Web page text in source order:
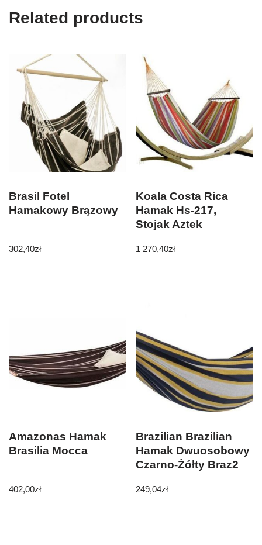
Related products
Brasil Fotel
Hamakowy Brązowy
302,40zł
Koala Costa Rica
Hamak Hs-217,
Stojak Aztek
1 270,40zł
Amazonas Hamak
Brasilia Mocca
402,00zł
Brazilian Brazilian
Hamak Dwuosobowy
Czarno-Żółty Braz2
249,04zł